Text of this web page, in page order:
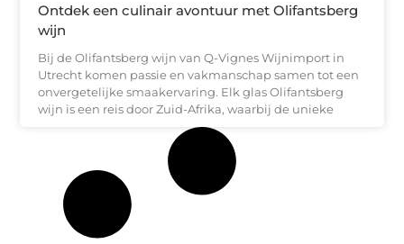
Ontdek een culinair avontuur met Olifantsberg
wijn
Bij de Olifantsberg wijn van Q-Vignes Wijnimport in
Utrecht komen passie en vakmanschap samen tot een
onvergetelijke smaakervaring. Elk glas Olifantsberg
wijn is een reis door Zuid-Afrika, waarbij de unieke